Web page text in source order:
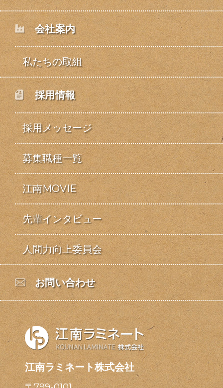
会社案内
私たちの取組
採用情報
採用メッセージ
募集職種一覧
江南MOVIE
先輩インタビュー
人間力向上委員会
お問い合わせ
江南ラミネート株式会社